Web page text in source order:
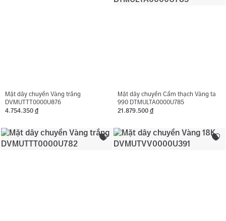
Mặt dây chuyền Vàng trắng
DVMUTTT0000U876
4.754.350 đ
Mặt dây chuyền Cẩm thạch Vàng ta
990 DTMULTA0000U785
21.879.500 đ